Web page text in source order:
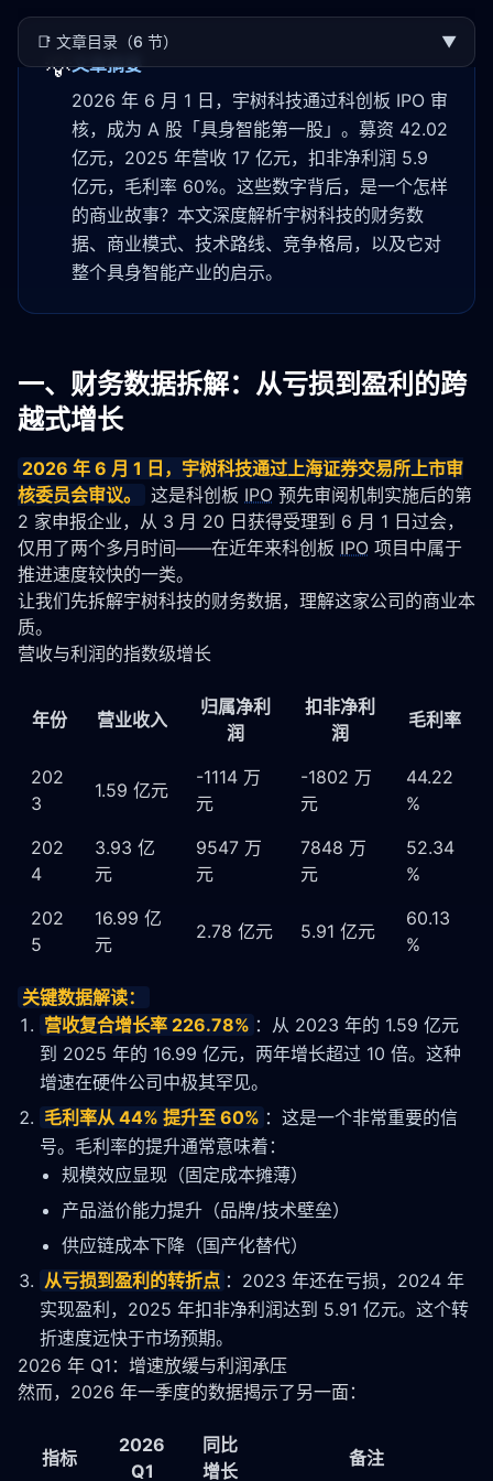
📑 文章目录（6 节） ▼
💡文章摘要
2026 年 6 月 1 日，宇树科技通过科创板 IPO 审
核，成为 A 股「具身智能第一股」。募资 42.02
亿元，2025 年营收 17 亿元，扣非净利润 5.9
亿元，毛利率 60%。这些数字背后，是一个怎样
的商业故事？本文深度解析宇树科技的财务数
据、商业模式、技术路线、竞争格局，以及它对
整个具身智能产业的启示。
一、财务数据拆解：从亏损到盈利的跨
越式增长
2026 年 6 月 1 日，宇树科技通过上海证券交易所上市审
核委员会审议。
这是科创板 IPO 预先审阅机制实施后的第
2 家申报企业，从 3 月 20 日获得受理到 6 月 1 日过会，
仅用了两个多月时间——在近年来科创板 IPO 项目中属于
推进速度较快的一类。
让我们先拆解宇树科技的财务数据，理解这家公司的商业本
质。
营收与利润的指数级增长
年份 营业收入
归属净利
润
扣非净利
润
毛利率
202
3
1.59 亿元
-1114 万
元
-1802 万
元
44.22
%
202
4
3.93 亿
元
9547 万
元
7848 万
元
52.34
%
202
5
16.99 亿
元
2.78 亿元 5.91 亿元
60.13
%
关键数据解读：
营收复合增长率 226.78% ：从 2023 年的 1.59 亿元
到 2025 年的 16.99 亿元，两年增长超过 10 倍。这种
增速在硬件公司中极其罕见。
毛利率从 44% 提升至 60% ：这是一个非常重要的信
号。毛利率的提升通常意味着：
规模效应显现（固定成本摊薄）
产品溢价能力提升（品牌/技术壁垒）
供应链成本下降（国产化替代）
从亏损到盈利的转折点 ：2023 年还在亏损，2024 年
实现盈利，2025 年扣非净利润达到 5.91 亿元。这个转
折速度远快于市场预期。
2026 年 Q1：增速放缓与利润承压
然而，2026 年一季度的数据揭示了另一面：
指标
2026
Q1
同比
增长
备注